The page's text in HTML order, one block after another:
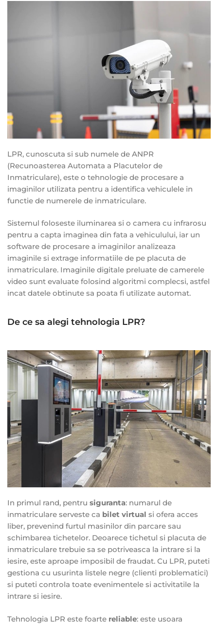
LPR, cunoscuta si sub numele de ANPR
(Recunoasterea Automata a Placutelor de
Inmatriculare), este o tehnologie de procesare a
imaginilor utilizata pentru a identifica vehiculele in
functie de numerele de inmatriculare.
Sistemul foloseste iluminarea si o camera cu infrarosu
pentru a capta imaginea din fata a vehiculului, iar un
software de procesare a imaginilor analizeaza
imaginile si extrage informatiile de pe placuta de
inmatriculare. Imaginile digitale preluate de camerele
video sunt evaluate folosind algoritmi complecsi, astfel
incat datele obtinute sa poata fi utilizate automat.
De ce sa alegi tehnologia LPR?
In primul rand, pentru siguranta: numarul de
inmatriculare serveste ca bilet virtual si ofera acces
liber, prevenind furtul masinilor din parcare sau
schimbarea tichetelor. Deoarece tichetul si placuta de
inmatriculare trebuie sa se potriveasca la intrare si la
iesire, este aproape imposibil de fraudat. Cu LPR, puteti
gestiona cu usurinta listele negre (clienti problematici)
si puteti controla toate evenimentele si activitatile la
intrare si iesire.
Tehnologia LPR este foarte reliable: este usoara